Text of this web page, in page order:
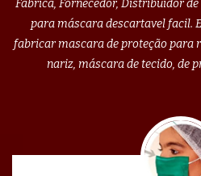
Fabrica, Fornecedor, Distribuidor
para máscara descartavel facil.
fabricar mascara de proteção para
nariz, máscara de tecido, de